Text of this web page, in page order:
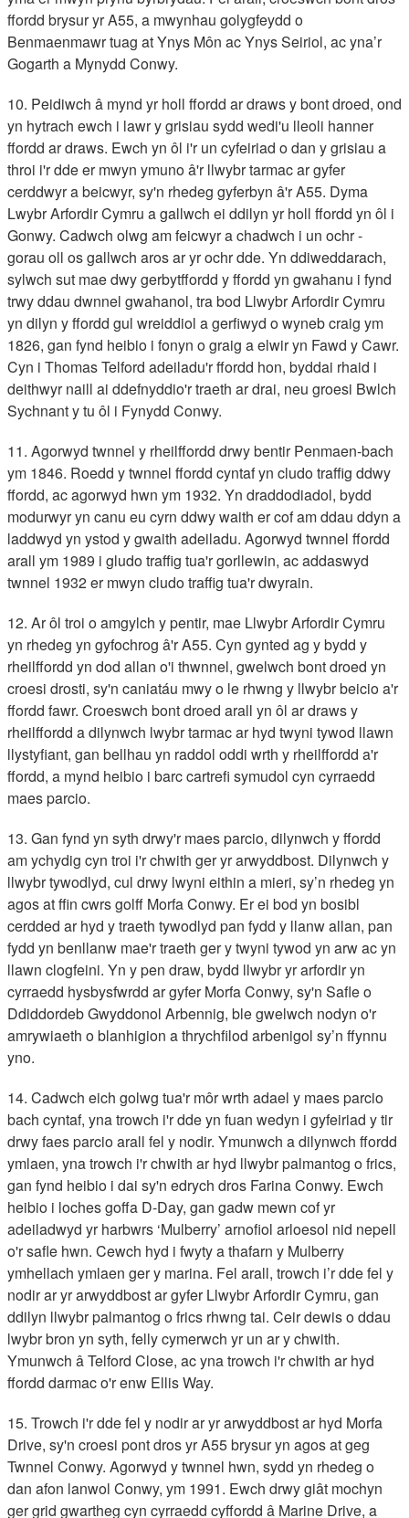
ffordd brysur yr A55, a mwynhau golygfeydd o
Benmaenmawr tuag at Ynys Môn ac Ynys Seiriol, ac yna’r
Gogarth a Mynydd Conwy.
10. Peidiwch â mynd yr holl ffordd ar draws y bont droed, ond
yn hytrach ewch i lawr y grisiau sydd wedi'u lleoli hanner
ffordd ar draws. Ewch yn ôl i'r un cyfeiriad o dan y grisiau a
throi i'r dde er mwyn ymuno â'r llwybr tarmac ar gyfer
cerddwyr a beicwyr, sy'n rhedeg gyferbyn â'r A55. Dyma
Lwybr Arfordir Cymru a gallwch ei ddilyn yr holl ffordd yn ôl i
Gonwy. Cadwch olwg am feicwyr a chadwch i un ochr -
gorau oll os gallwch aros ar yr ochr dde. Yn ddiweddarach,
sylwch sut mae dwy gerbytffordd y ffordd yn gwahanu i fynd
trwy ddau dwnnel gwahanol, tra bod Llwybr Arfordir Cymru
yn dilyn y ffordd gul wreiddiol a gerfiwyd o wyneb craig ym
1826, gan fynd heibio i fonyn o graig a elwir yn Fawd y Cawr.
Cyn i Thomas Telford adeiladu'r ffordd hon, byddai rhaid i
deithwyr naill ai ddefnyddio'r traeth ar drai, neu groesi Bwlch
Sychnant y tu ôl i Fynydd Conwy.
11. Agorwyd twnnel y rheilffordd drwy bentir Penmaen-bach
ym 1846. Roedd y twnnel ffordd cyntaf yn cludo traffig ddwy
ffordd, ac agorwyd hwn ym 1932. Yn draddodiadol, bydd
modurwyr yn canu eu cyrn ddwy waith er cof am ddau ddyn a
laddwyd yn ystod y gwaith adeiladu. Agorwyd twnnel ffordd
arall ym 1989 i gludo traffig tua'r gorllewin, ac addaswyd
twnnel 1932 er mwyn cludo traffig tua'r dwyrain.
12. Ar ôl troi o amgylch y pentir, mae Llwybr Arfordir Cymru
yn rhedeg yn gyfochrog â'r A55. Cyn gynted ag y bydd y
rheilffordd yn dod allan o'i thwnnel, gwelwch bont droed yn
croesi drosti, sy'n caniatáu mwy o le rhwng y llwybr beicio a'r
ffordd fawr. Croeswch bont droed arall yn ôl ar draws y
rheilffordd a dilynwch lwybr tarmac ar hyd twyni tywod llawn
llystyfiant, gan bellhau yn raddol oddi wrth y rheilffordd a'r
ffordd, a mynd heibio i barc cartrefi symudol cyn cyrraedd
maes parcio.
13. Gan fynd yn syth drwy'r maes parcio, dilynwch y ffordd
am ychydig cyn troi i'r chwith ger yr arwyddbost. Dilynwch y
llwybr tywodlyd, cul drwy lwyni eithin a mieri, sy’n rhedeg yn
agos at ffin cwrs golff Morfa Conwy. Er ei bod yn bosibl
cerdded ar hyd y traeth tywodlyd pan fydd y llanw allan, pan
fydd yn benllanw mae'r traeth ger y twyni tywod yn arw ac yn
llawn clogfeini. Yn y pen draw, bydd llwybr yr arfordir yn
cyrraedd hysbysfwrdd ar gyfer Morfa Conwy, sy'n Safle o
Ddiddordeb Gwyddonol Arbennig, ble gwelwch nodyn o'r
amrywiaeth o blanhigion a thrychfilod arbenigol sy’n ffynnu
yno.
14. Cadwch eich golwg tua'r môr wrth adael y maes parcio
bach cyntaf, yna trowch i'r dde yn fuan wedyn i gyfeiriad y tir
drwy faes parcio arall fel y nodir. Ymunwch a dilynwch ffordd
ymlaen, yna trowch i'r chwith ar hyd llwybr palmantog o frics,
gan fynd heibio i dai sy'n edrych dros Farina Conwy. Ewch
heibio i loches goffa D-Day, gan gadw mewn cof yr
adeiladwyd yr harbwrs ‘Mulberry’ arnofiol arloesol nid nepell
o'r safle hwn. Cewch hyd i fwyty a thafarn y Mulberry
ymhellach ymlaen ger y marina. Fel arall, trowch i’r dde fel y
nodir ar yr arwyddbost ar gyfer Llwybr Arfordir Cymru, gan
ddilyn llwybr palmantog o frics rhwng tai. Ceir dewis o ddau
lwybr bron yn syth, felly cymerwch yr un ar y chwith.
Ymunwch â Telford Close, ac yna trowch i'r chwith ar hyd
ffordd darmac o'r enw Ellis Way.
15. Trowch i'r dde fel y nodir ar yr arwyddbost ar hyd Morfa
Drive, sy'n croesi pont dros yr A55 brysur yn agos at geg
Twnnel Conwy. Agorwyd y twnnel hwn, sydd yn rhedeg o
dan afon lanwol Conwy, ym 1991. Ewch drwy giât mochyn
ger grid gwartheg cyn cyrraedd cyffordd â Marine Drive, a